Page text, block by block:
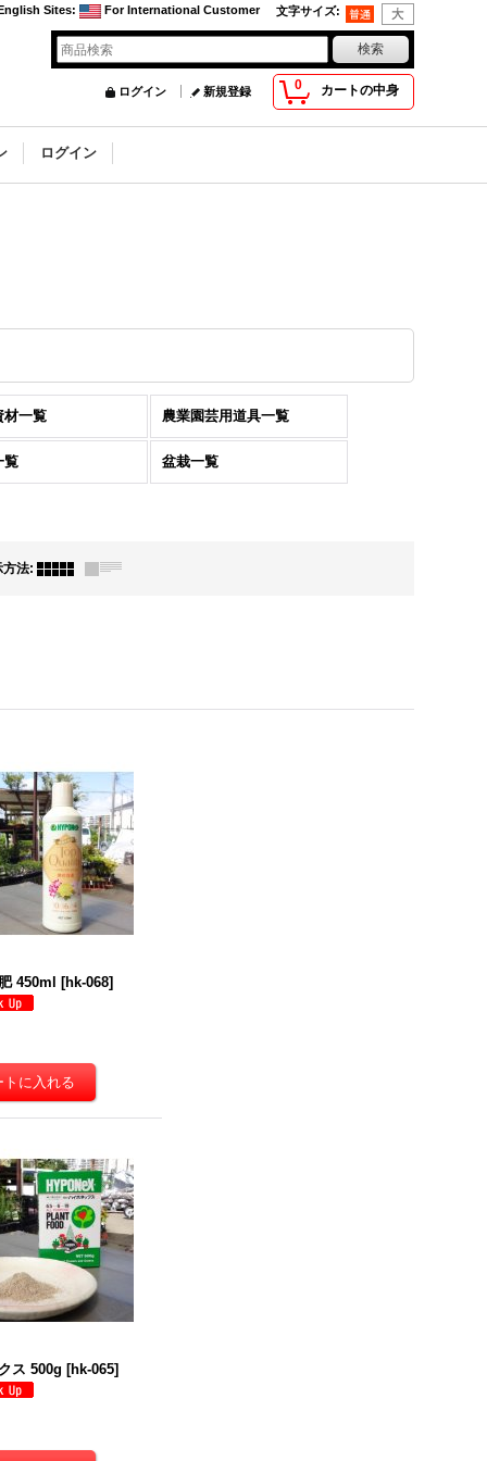
文字サイズ:
Sites: For International Customer
0 カートの中身
ログイン 新規登録
ログイン
材一覧 農業園芸用道具一覧
覧 盆栽一覧
方法:
450ml [hk-068]
ス 500g [hk-065]